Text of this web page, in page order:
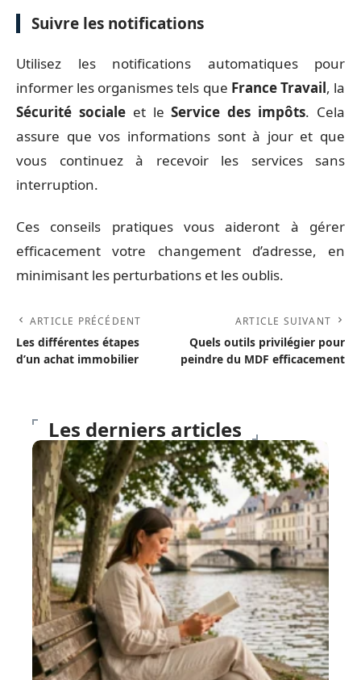
Suivre les notifications
Utilisez les notifications automatiques pour
informer les organismes tels que France Travail, la
Sécurité socialeet leService des impôts. Cela
assure que vos informations sont à jour et que
vous continuez à recevoir les services sans
interruption.
Ces conseils pratiques vous aideront à gérer
efficacement votre changement d’adresse, en
minimisant les perturbations et les oublis.
ARTICLE PRÉCÉDENT
Les différentes étapes
d’un achat immobilier
ARTICLE SUIVANT
Quels outils privilégier pour
peindre du MDF efficacement
Les derniers articles